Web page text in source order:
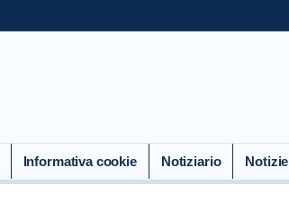
Informativa cookie Notiziario Notizie